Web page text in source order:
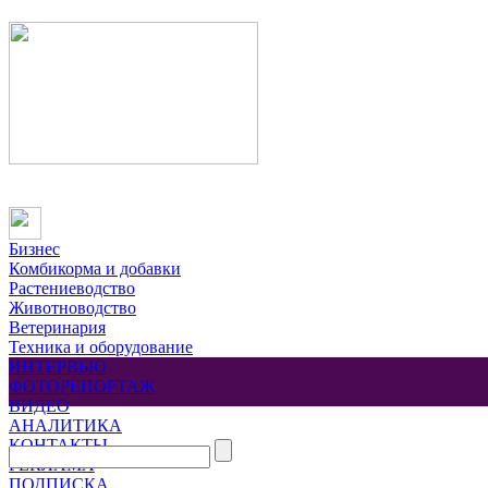
Бизнес
Комбикорма и добавки
Растениеводство
Животноводство
Ветеринария
Техника и оборудование
ИНТЕРВЬЮ
ФОТОРЕПОРТАЖ
ВИДЕО
АНАЛИТИКА
КОНТАКТЫ
РЕКЛАМА
ПОДПИСКА